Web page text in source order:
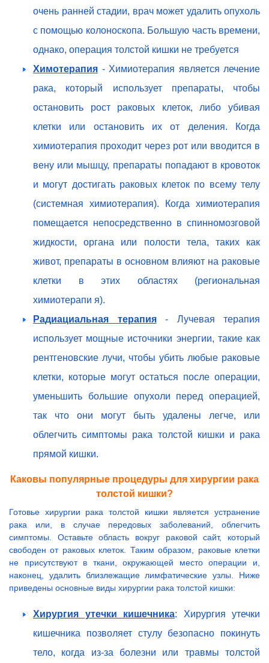
очень ранней стадии, врач может удалить опухоль
с помощью колоноскопа. Большую часть времени,
однако, операция толстой кишки не требуется
Химотерапия - Химиотерапия является лечение
рака, который использует препараты, чтобы
остановить рост раковых клеток, либо убивая
клетки или остановить их от деления. Когда
химиотерапия проходит через рот или вводится в
вену или мышцу, препараты попадают в кровоток
и могут достигать раковых клеток по всему телу
(системная химиотерапия). Когда химиотерапия
помещается непосредственно в спинномозговой
жидкости, органа или полости тела, таких как
живот, препараты в основном влияют на раковые
клетки в этих областях (региональная
химиотерапи я).
Радиациальная терапия- Лучевая терапия
использует мощные источники энергии, такие как
рентгеновские лучи, чтобы убить любые раковые
клетки, которые могут остаться после операции,
уменьшить большие опухоли перед операцией,
так что они могут быть удалены легче, или
облегчить симптомы рака толстой кишки и рака
прямой кишки.
Каковы популярные процедуры для хирургии рака
толстой кишки?
Готовье хирургии рака толстой кишки является устранение
рака или, в случае передовых заболеваний, облегчить
симптомы. Оставьте область вокруг раковой сайт, который
свободен от раковых клеток. Таким образом, раковые клетки
не присутствуют в ткани, окружающей место операции и,
наконец, удалить близлежащие лимфатические узлы. Ниже
приведены основные виды хирургии рака толстой кишки:
Хирургия утечки кишечника: Хирургия утечки
кишечника позволяет стулу безопасно покинуть
тело, когда из-за болезни или травмы толстой